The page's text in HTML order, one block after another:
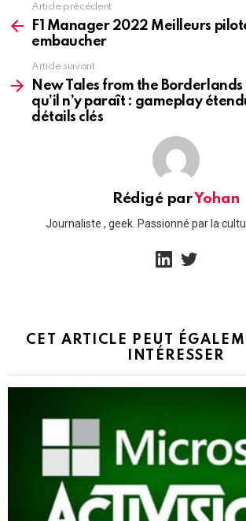
more
Article précédent
F1 Manager 2022 Meilleurs
embaucher
Article suivant
New Tales from the Borderlands
qu’il n’y paraît : gameplay
détails clés
Rédigé parYohan
Journaliste , geek. Passionné par la
CET ARTICLE PEUT
INTÉRESSER